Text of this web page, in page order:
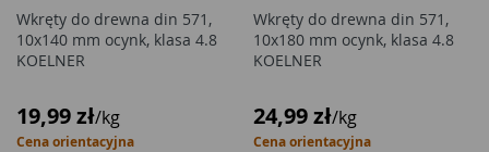
Wkręty do drewna din 571,
10x140 mm ocynk, klasa 4.8
KOELNER
19,99 zł/kg
Cena orientacyjna
Wkręty do drewna din 571,
10x180 mm ocynk, klasa 4.8
KOELNER
24,99 zł/kg
Cena orientacyjna